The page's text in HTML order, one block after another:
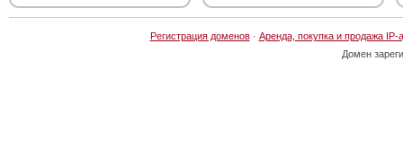
Регистрация доменов· Аренда, покупка и продажа IP-
Домен